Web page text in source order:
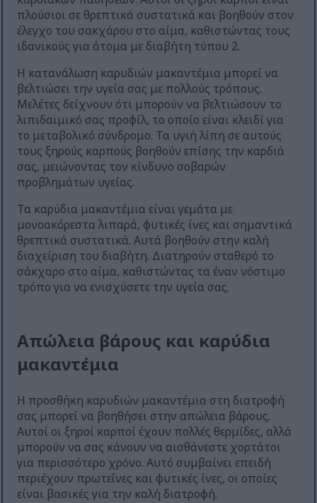
πλούσιοι σε θρεπτικά συστατικά και βοηθούν στον
έλεγχο του σακχάρου στο αίμα, καθιστώντας τους
ιδανικούς για άτομα με διαβήτη τύπου 2.
Η κατανάλωση καρυδιών μακαντέμια μπορεί να
βελτιώσει την υγεία σας με πολλούς τρόπους.
Μελέτες δείχνουν ότι μπορούν να βελτιώσουν το
λιπιδαιμικό σας προφίλ, το οποίο είναι κλειδί για
το μεταβολικό σύνδρομο. Τα υγιή λίπη σε αυτούς
τους ξηρούς καρπούς βοηθούν επίσης την καρδιά
σας, μειώνοντας τον κίνδυνο σοβαρών
προβλημάτων υγείας.
Τα καρύδια μακαντέμια είναι γεμάτα με
μονοακόρεστα λιπαρά, φυτικές ίνες και σημαντικά
θρεπτικά συστατικά. Αυτά βοηθούν στην καλή
διαχείριση του διαβήτη. Διατηρούν σταθερό το
σάκχαρο στο αίμα, καθιστώντας τα έναν νόστιμο
τρόπο για να ενισχύσετε την υγεία σας.
Απώλεια βάρους και καρύδια
μακαντέμια
Η προσθήκη καρυδιών μακαντέμια στη διατροφή
σας μπορεί να βοηθήσει στην απώλεια βάρους.
Αυτοί οι ξηροί καρποί έχουν πολλές θερμίδες, αλλά
μπορούν να σας κάνουν να αισθάνεστε χορτάτοι
για περισσότερο χρόνο. Αυτό συμβαίνει επειδή
περιέχουν πρωτεΐνες και φυτικές ίνες, οι οποίες
είναι βασικές για την καλή διατροφή.